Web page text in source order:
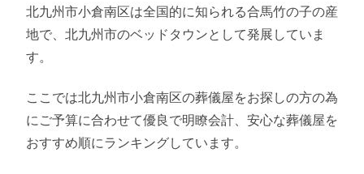
北九州市小倉南区は全国的に知られる合馬竹の子の産
地で、北九州市のベッドタウンとして発展していま
す。
ここでは北九州市小倉南区の葬儀屋をお探しの方の為
にご予算に合わせて優良で明瞭会計、安心な葬儀屋を
おすすめ順にランキングしています。